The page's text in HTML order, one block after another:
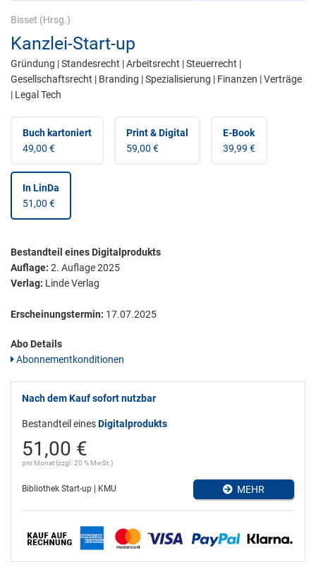
Bisset (Hrsg.)
Kanzlei-Start-up
Gründung | Standesrecht | Arbeitsrecht | Steuerrecht |
Gesellschaftsrecht | Branding | Spezialisierung | Finanzen | Verträge
| Legal Tech
Buch kartoniert
49,00 €
Print & Digital
59,00 €
E-Book
39,99 €
In LinDa
51,00 €
Bestandteil eines Digitalprodukts
Auflage: 2. Auflage 2025
Verlag: Linde Verlag
Erscheinungstermin: 17.07.2025
Abo Details
Abonnementkonditionen
Nach dem Kauf sofort nutzbar
Bestandteil einesDigitalprodukts
51,00 €
pro Monat (zzgl. 20 % MwSt.)
Bibliothek Start-up | KMU MEHR